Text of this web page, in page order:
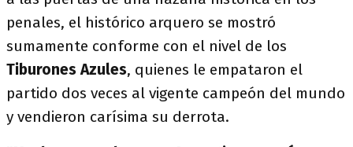
penales, el histórico arquero se mostró
sumamente conforme con el nivel de los
Tiburones Azules, quienes le empataron el
partido dos veces al vigente campeón del mundo
y vendieron carísima su derrota.